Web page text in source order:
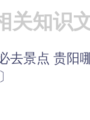
关知识